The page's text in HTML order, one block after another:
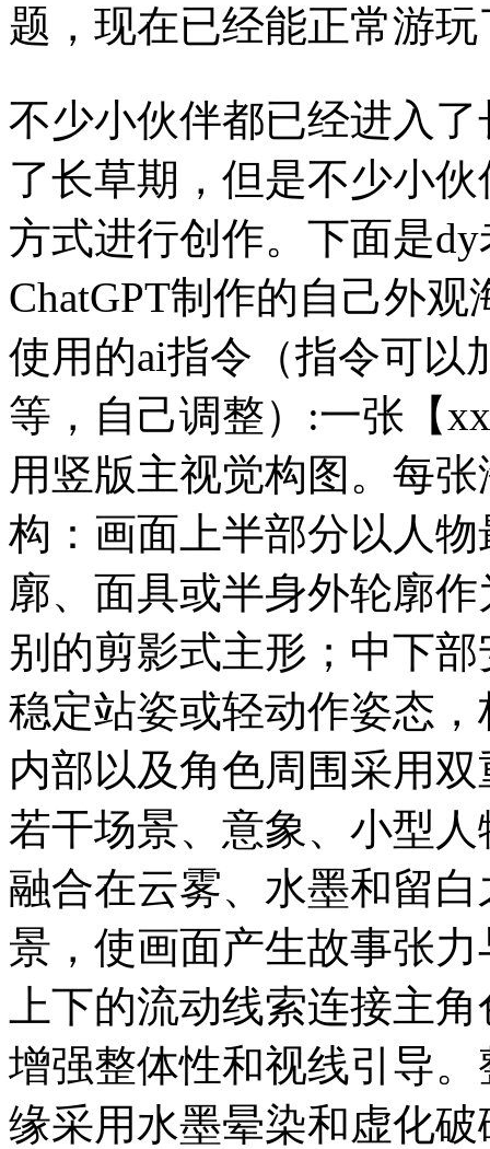
题，现在已经能正常游玩
不少小伙伴都已经进入
了长草期，但是不少小
方式进行创作。下面是
ChatGPT制作的自己外
使用的ai指令（指令可以
等，自己调整）:一张【
用竖版主视觉构图。每
构：画面上半部分以人
廓、面具或半身外轮廓
别的剪影式主形；中下
稳定站姿或轻动作姿态
内部以及角色周围采用
若干场景、意象、小型
融合在云雾、水墨和留
景，使画面产生故事张
上下的流动线索连接主
增强整体性和视线引导
缘采用水墨晕染和虚化